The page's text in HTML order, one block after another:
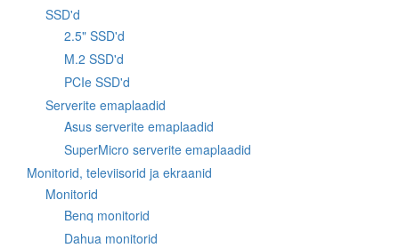
SSD'd
2.5" SSD'd
M.2 SSD'd
PCIe SSD'd
Serverite emaplaadid
Asus serverite emaplaadid
SuperMicro serverite emaplaadid
Monitorid, televiisorid ja ekraanid
Monitorid
Benq monitorid
Dahua monitorid